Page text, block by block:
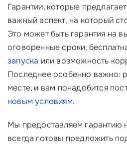
Гарантии, которые
важный аспект, на который
Это может быть гарантия на
оговоренные сроки,
запуска или возможность
Последнее особенно важно:
месте, и вам понадобится
новым условиям.
Мы предоставляем гарантию
всегда готовы предложить